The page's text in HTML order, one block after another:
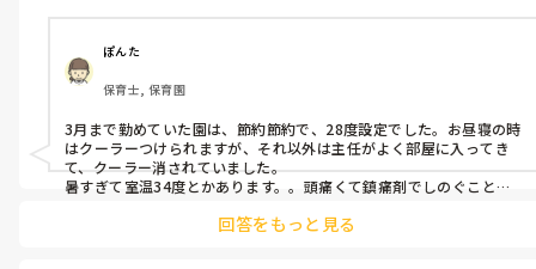
それでも27度設定⋯
熱中症になりそう
体がしんどいと伝えても汗腺が〜と言われ相手にされません
何時からエアコンつけますか？
何度設定ですか？
ぽんた
保育士, 保育園
3月まで勤めていた園は、節約節約で、28度設定でした。お昼寝の時
はクーラーつけられますが、それ以外は主任がよく部屋に入ってき
て、クーラー消されていました。
暑すぎて室温34度とかあります。。頭痛くて鎮痛剤でしのぐこと
回答をもっと見る